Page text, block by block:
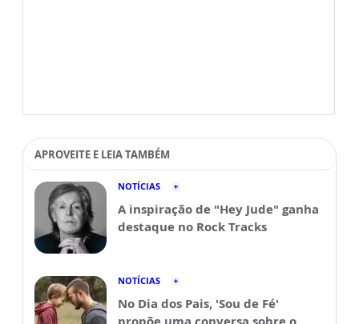
APROVEITE E LEIA TAMBÉM
NOTÍCIAS
A inspiração de "Hey Jude" ganha
destaque no Rock Tracks
NOTÍCIAS
No Dia dos Pais, 'Sou de Fé'
propõe uma conversa sobre o